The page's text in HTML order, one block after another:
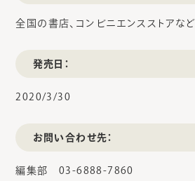
全国の書店、コンビニエンスストアなど
発売日：
2020/3/30
お問い合わせ先：
編集部 03-6888-7860